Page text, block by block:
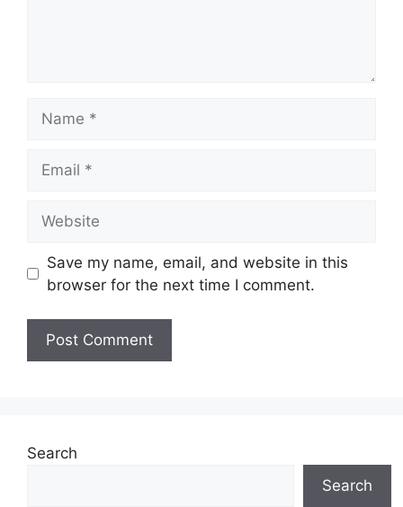
Save my name, email, and website in this
browser for the next time I comment.
Search
Search